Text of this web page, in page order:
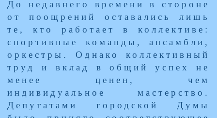
До недавнего времени в стороне
от поощрений оставались лишь
те, кто работает в коллективе:
спортивные команды, ансамбли,
оркестры. Однако коллективный
труд и вклад в общий успех не
менее ценен, чем
индивидуальное мастерство.
Депутатами городской Думы